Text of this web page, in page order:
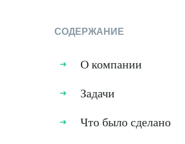
СОДЕРЖАНИЕ
О компании
Задачи
Что было сделано